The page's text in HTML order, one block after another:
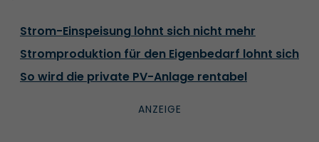
Strom-Einspeisung lohnt sich nicht mehr
Stromproduktion für den Eigenbedarf lohnt sich
So wird die private PV-Anlage rentabel